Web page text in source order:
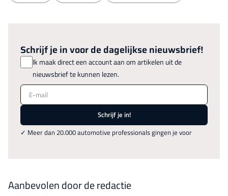
Schrijf je in voor de dagelijkse nieuwsbrief!
Ik maak direct een account aan om artikelen uit de
nieuwsbrief te kunnen lezen.
E-mail
Schrijf je in!
✓ Meer dan 20.000 automotive professionals gingen je voor
Aanbevolen door de redactie